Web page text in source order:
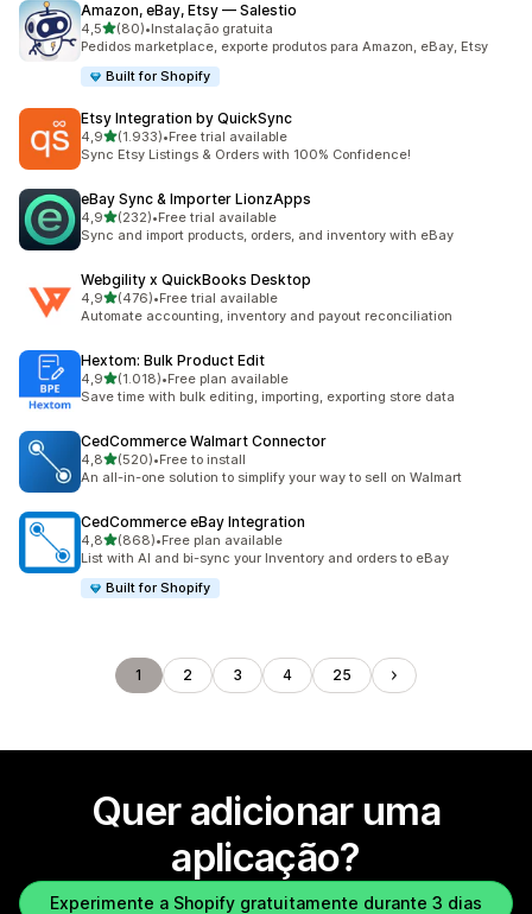
Amazon, eBay, Etsy — Salestio
4,5de 5 estrelas
(80)
80 total de avaliações
•Instalação gratuita
Pedidos marketplace, exporte produtos para Amazon, eBay, Etsy
Built for Shopify
Etsy Integration by QuickSync
4,9de 5 estrelas
(1.933)
1933 total de avaliações
•Free trial available
Sync Etsy Listings & Orders with 100% Confidence!
eBay Sync & Importer LionzApps
4,9de 5 estrelas
(232)
232 total de avaliações
•Free trial available
Sync and import products, orders, and inventory with eBay
Webgility x QuickBooks Desktop
4,9de 5 estrelas
(476)
476 total de avaliações
•Free trial available
Automate accounting, inventory and payout reconciliation
Hextom: Bulk Product Edit
4,9de 5 estrelas
(1.018)
1018 total de avaliações
•Free plan available
Save time with bulk editing, importing, exporting store data
CedCommerce Walmart Connector
4,8de 5 estrelas
(520)
520 total de avaliações
•Free to install
An all-in-one solution to simplify your way to sell on Walmart
CedCommerce eBay Integration
4,8de 5 estrelas
(868)
868 total de avaliações
•Free plan available
List with AI and bi-sync your Inventory and orders to eBay
Built for Shopify
1 2 3 4 25
Quer adicionar uma
aplicação?
Experimente a Shopify gratuitamente durante 3 dias